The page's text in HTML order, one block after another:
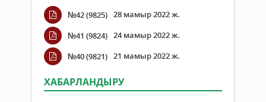
№42 (9825) 28 мамыр 2022 ж.
№41 (9824) 24 мамыр 2022 ж.
№40 (9821) 21 мамыр 2022 ж.
ХАБАРЛАНДЫРУ